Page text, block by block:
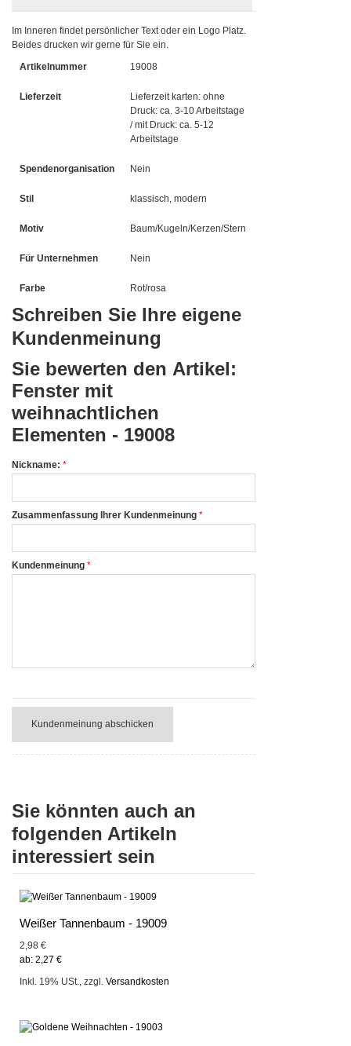
Im Inneren findet persönlicher Text oder ein Logo Platz.
Beides drucken wir gerne für Sie ein.
Artikelnummer
19008
Lieferzeit
Lieferzeit karten: ohne
Druck: ca. 3-10 Arbeitstage
/ mit Druck: ca. 5-12
Arbeitstage
Spendenorganisation Nein
Stil klassisch, modern
Motiv Baum/Kugeln/Kerzen/Stern
Für Unternehmen Nein
Farbe Rot/rosa
Schreiben Sie Ihre eigene
Kundenmeinung
Sie bewerten den Artikel:
Fenster mit
weihnachtlichen
Elementen - 19008
Nickname:
Zusammenfassung Ihrer Kundenmeinung
Kundenmeinung
Kundenmeinung abschicken
Sie könnten auch an
folgenden Artikeln
interessiert sein
Weißer Tannenbaum - 19009
2,98 €
ab: 2,27 €
Inkl. 19% USt.,zzgl.Versandkosten